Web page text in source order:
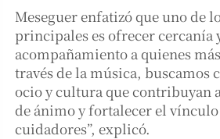
Meseguer enfatizó que uno de
principales es ofrecer cercanía
acompañamiento a quienes
través de la música, buscamos
ocio y cultura que contribuyan
de ánimo y fortalecer el
cuidadores”, explicó.